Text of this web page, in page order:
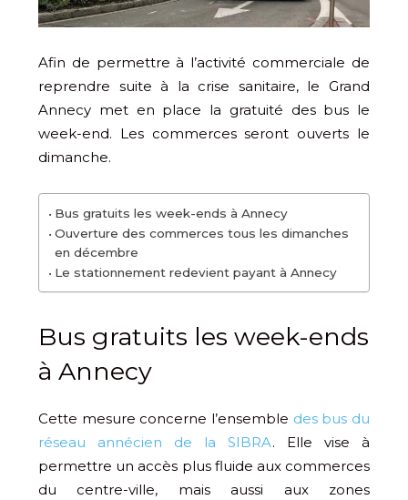
Afin de permettre à l’activité commerciale de
reprendre suite à la crise sanitaire, le Grand
Annecy met en place la gratuité des bus le
week-end. Les commerces seront ouverts le
dimanche.
Bus gratuits les week-ends à Annecy
Ouverture des commerces tous les dimanches
en décembre
Le stationnement redevient payant à Annecy
Bus gratuits les week-ends
à Annecy
Cette mesure concerne l’ensemble des bus du
réseau annécien de la SIBRA. Elle vise à
permettre un accès plus fluide aux commerces
du centre-ville, mais aussi aux zones